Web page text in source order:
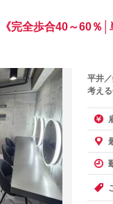
《完全歩合40～60
平井
考え